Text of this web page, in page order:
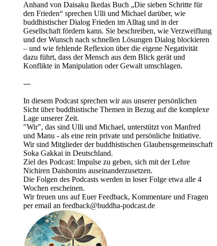
Anhand von Daisaku Ikedas Buch „Die sieben Schritte für
den Frieden“ sprechen Ulli und Michael darüber, wie
buddhistischer Dialog Frieden im Alltag und in der
Gesellschaft fördern kann. Sie beschreiben, wie Verzweiflung
und der Wunsch nach schnellen Lösungen Dialog blockieren
– und wie fehlende Reflexion über die eigene Negativität
dazu führt, dass der Mensch aus dem Blick gerät und
Konflikte in Manipulation oder Gewalt umschlagen.
---
In diesem Podcast sprechen wir aus unserer persönlichen
Sicht über buddhistische Themen in Bezug auf die komplexe
Lage unserer Zeit.
"Wir", das sind Ulli und Michael, unterstützt von Manfred
und Manu - als eine rein private und persönliche Initiative.
Wir sind Mitglieder der buddhistischen Glaubensgemeinschaft
Soka Gakkai in Deutschland.
Ziel des Podcast: Impulse zu geben, sich mit der Lehre
Nichiren Daishonins auseinanderzusetzen.
Die Folgen des Podcasts werden in loser Folge etwa alle 4
Wochen erscheinen.
Wir freuen uns auf Euer Feedback, Kommentare und Fragen
per email an feedback@buddha-podcast.de